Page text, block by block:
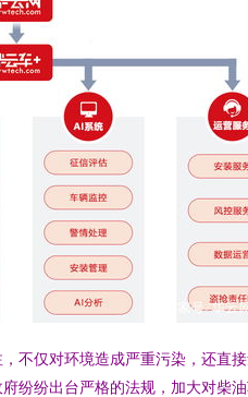
不仅对环境造成严重污染，还直
纷纷出台严格的法规，加大对柴